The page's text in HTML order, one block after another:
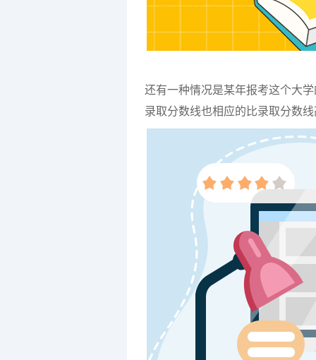
还有一种情况是某年报考这个大
录取分数线也相应的比录取分数